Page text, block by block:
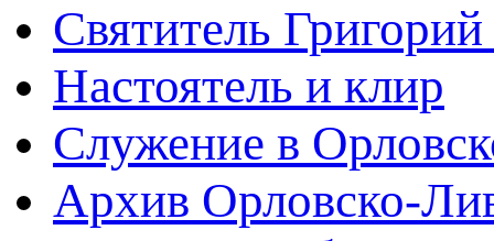
Святитель
Настоятель и клир
Служение в
Архив Орловско-